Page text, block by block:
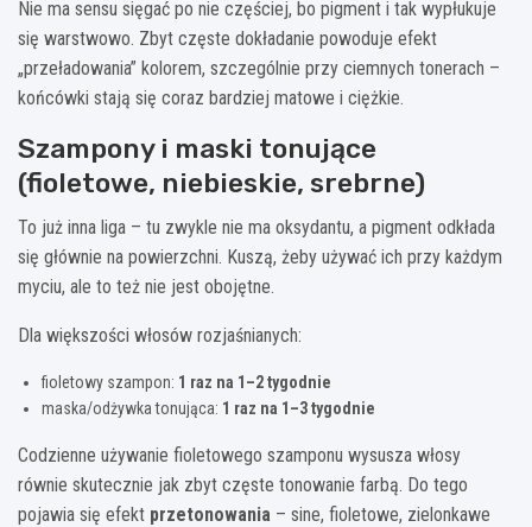
Nie ma sensu sięgać po nie częściej, bo pigment i tak wypłukuje
się warstwowo. Zbyt częste dokładanie powoduje efekt
„przeładowania” kolorem, szczególnie przy ciemnych tonerach –
końcówki stają się coraz bardziej matowe i ciężkie.
Szampony i maski tonujące
(fioletowe, niebieskie, srebrne)
To już inna liga – tu zwykle nie ma oksydantu, a pigment odkłada
się głównie na powierzchni. Kuszą, żeby używać ich przy każdym
myciu, ale to też nie jest obojętne.
Dla większości włosów rozjaśnianych:
fioletowy szampon: 1 raz na 1–2 tygodnie
maska/odżywka tonująca: 1 raz na 1–3 tygodnie
Codzienne używanie fioletowego szamponu wysusza włosy
równie skutecznie jak zbyt częste tonowanie farbą. Do tego
pojawia się efekt przetonowania – sine, fioletowe, zielonkawe